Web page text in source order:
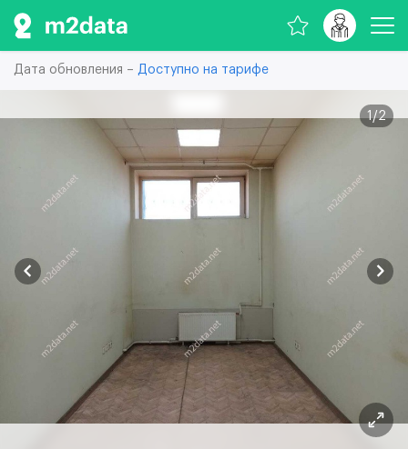
Дата обновления – Доступно на тарифе
1/2